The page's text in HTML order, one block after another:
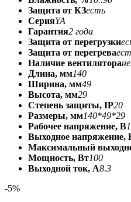
Защита от КЗесть
СерияYA
Гарантия2 года
Защита от перегрузки
Защита от перегрева
Наличие вентилятора
Длина, мм140
Ширина, мм49
Высота, мм29
Степень защиты, IP20
Размеры, мм140*49*29
Рабочее напряжение, В
Выходное напряжение,
Максимальный
Мощность, Вт100
Выходной ток, А8.3
-5%